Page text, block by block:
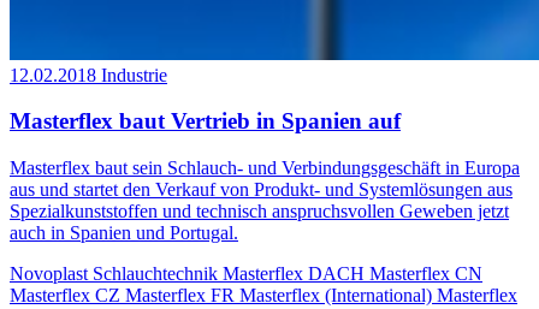
12.02.2018 Industrie
Masterflex baut Vertrieb in Spanien auf
Masterflex baut sein Schlauch- und Verbindungsgeschäft in Europa
aus und startet den Verkauf von Produkt- und Systemlösungen aus
Spezialkunststoffen und technisch anspruchsvollen Geweben jetzt
auch in Spanien und Portugal.
Novoplast Schlauchtechnik Masterflex DACH Masterflex CN
Masterflex CZ Masterflex FR Masterflex (International) Masterflex